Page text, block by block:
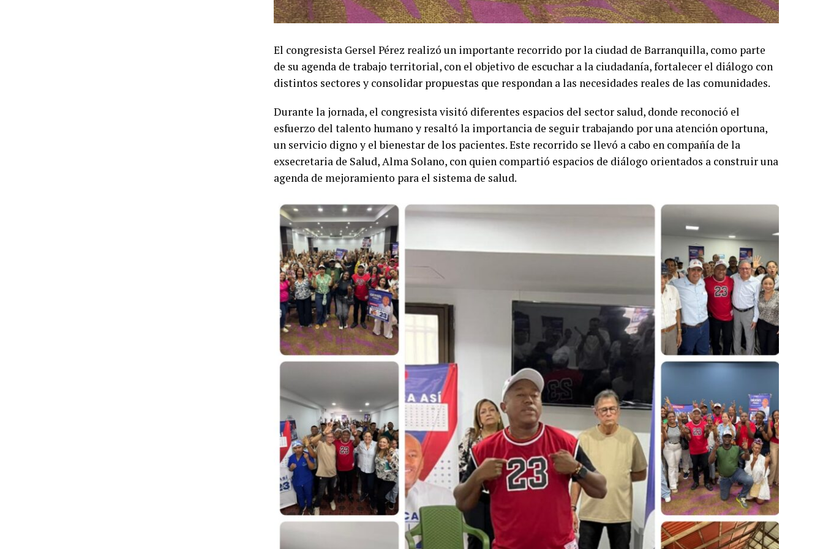
El congresista Gersel Pérez realizó un importante recorrido por la ciudad de Barranquilla, como parte
de su agenda de trabajo territorial, con el objetivo de escuchar a la ciudadanía, fortalecer el diálogo con
distintos sectores y consolidar propuestas que respondan a las necesidades reales de las comunidades.
Durante la jornada, el congresista visitó diferentes espacios del sector salud, donde reconoció el
esfuerzo del talento humano y resaltó la importancia de seguir trabajando por una atención oportuna,
un servicio digno y el bienestar de los pacientes. Este recorrido se llevó a cabo en compañía de la
exsecretaria de Salud, Alma Solano, con quien compartió espacios de diálogo orientados a construir una
agenda de mejoramiento para el sistema de salud.